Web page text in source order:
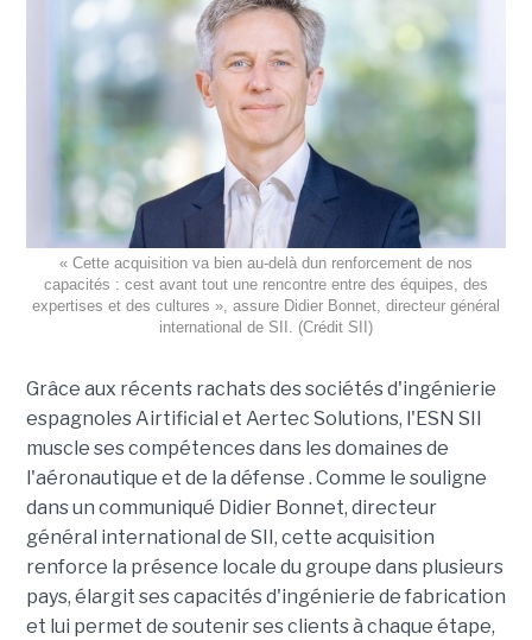
« Cette acquisition va bien au-delà dun renforcement de nos
capacités : cest avant tout une rencontre entre des équipes, des
expertises et des cultures », assure Didier Bonnet, directeur général
international de SII. (Crédit SII)
Grâce aux récents rachats des sociétés d'ingénierie
espagnoles Airtificial et Aertec Solutions, l'ESN SII
muscle ses compétences dans les domaines de
l'aéronautique et de la défense . Comme le souligne
dans un communiqué Didier Bonnet, directeur
général international de SII, cette acquisition
renforce la présence locale du groupe dans plusieurs
pays, élargit ses capacités d'ingénierie de fabrication
et lui permet de soutenir ses clients à chaque étape,